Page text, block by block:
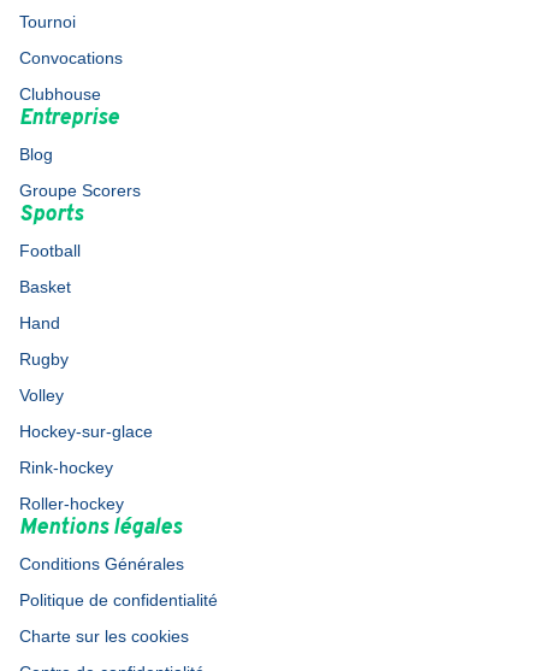
Tournoi
Convocations
Clubhouse
Entreprise
Blog
Groupe Scorers
Sports
Football
Basket
Hand
Rugby
Volley
Hockey-sur-glace
Rink-hockey
Roller-hockey
Mentions légales
Conditions Générales
Politique de confidentialité
Charte sur les cookies